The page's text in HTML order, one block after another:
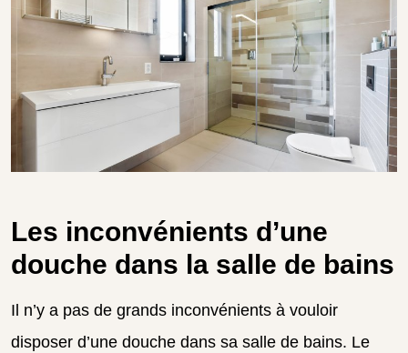
Les inconvénients d’une
douche dans la salle de bains
Il n’y a pas de grands inconvénients à vouloir
disposer d’une douche dans sa salle de bains. Le